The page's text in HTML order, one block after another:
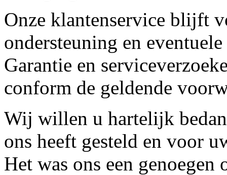
Onze klantenservice blijft
ondersteuning en
Garantie en
conform de geldende
Wij willen u hartelijk
ons heeft gesteld en voor
Het was ons een